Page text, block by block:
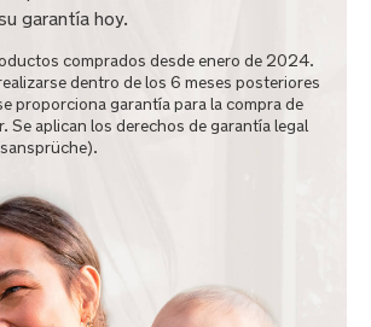
garantía hoy.
comprados desde enero de 2024.
dentro de los 6 meses posteriores
proporciona garantía para la compra de
Se aplican los derechos de garantía legal